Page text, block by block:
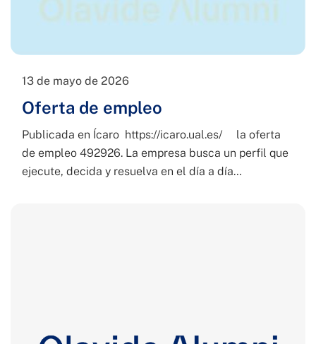
13 de mayo de 2026
Oferta de empleo
Publicada en Ícaro https://icaro.ual.es/ la oferta
de empleo 492926. La empresa busca un perfil que
ejecute, decida y resuelva en el día a día…